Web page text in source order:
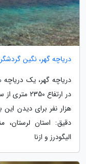
دریاچه گهر، نگین
دریاچه گهر، یک
هزار نفر برای دیدن
دقیق: استان لرستان،
الیگودرز و ازنا